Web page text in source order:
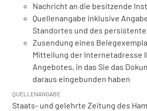
Nachricht an die besitzende
Quellenangabe inklusive
Standortes und des
Zusendung eines
Mitteilung der Internetadresse
Angebotes, in das Sie das
daraus eingebunden haben
QUELLENANGABE
Staats- und gelehrte Zeitung des